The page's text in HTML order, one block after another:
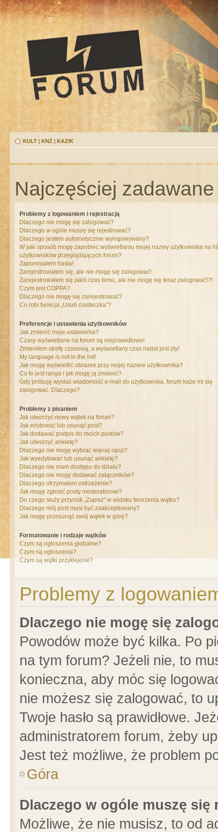
KULT | KNŻ | KAZIK
Najczęściej
Problemy z logowaniem i rejestracją
Dlaczego nie mogę się zalogować?
Dlaczego w ogóle muszę się rejestrować?
Dlaczego jestem automatycznie wylogowywany?
W jaki sposób mogę zapobiec wyświetlaniu mojej nazwy użytkownika na
użytkowników przeglądających forum?
Zapomniałem hasła!
Zarejestrowałem się, ale nie mogę się zalogować!
Zarejestrowałem się jakiś czas temu, ale nie mogę się teraz zalogować!?!
Czym jest COPPA?
Dlaczego nie mogę się zarejestrować?
Co robi funkcja „Usuń ciasteczka”?
Preferencje i ustawienia użytkowników
Jak zmienić moje ustawienia?
Czasy wyświetlane na forum są nieprawidłowe!
Zmieniłem strefę czasową, a wyświetlany czas nadal jest zły!
My language is not in the list!
Jak mogę wyświetlić obrazek przy mojej nazwie użytkownika?
Co to jest ranga i jak mogę ją zmienić?
Gdy próbuję wysłać wiadomość e-mail do użytkownika, forum każe mi się
zalogować. Dlaczego?
Problemy z pisaniem
Jak utworzyć nowy wątek na forum?
Jak edytować lub usunąć post?
Jak dodawać podpis do moich postów?
Jak utworzyć ankietę?
Dlaczego nie mogę wybrać więcej opcji?
Jak wyedytować lub usunąć ankietę?
Dlaczego nie mam dostępu do działu?
Dlaczego nie mogę dodawać załączników?
Dlaczego otrzymałem ostrzeżenie?
Jak mogę zgłosić posty moderatorowi?
Do czego służy przycisk „Zapisz” w widoku tworzenia wątku?
Dlaczego mój post musi być zaakceptowany?
Jak mogę przesunąć swój wątek w górę?
Formatowanie i rodzaje wątków
Czym są ogłoszenia globalne?
Czym są ogłoszenia?
Czym są wątki przyklejone?
Problemy z
Dlaczego nie mogę się
Powodów może być kilka. Po
na tym forum? Jeżeli nie, to
konieczna, aby móc się
nie możesz się zalogować, to
Twoje hasło są prawidłowe.
administratorem forum, żeby
Jest też możliwe, że problem
Góra
Dlaczego w ogóle muszę się
Możliwe, że nie musisz, to od